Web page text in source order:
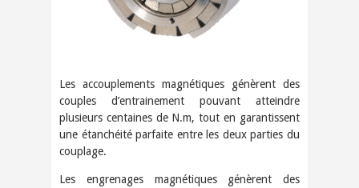
Les accouplements magnétiques génèrent des
couples d’entrainement pouvant atteindre
plusieurs centaines de N.m, tout en garantissent
une étanchéité parfaite entre les deux parties du
couplage.
Les engrenages magnétiques génèrent des